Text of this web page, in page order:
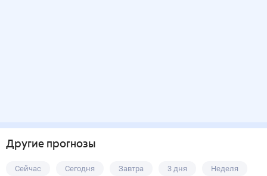
Другие прогнозы
Сейчас Сегодня Завтра 3 дня Неделя